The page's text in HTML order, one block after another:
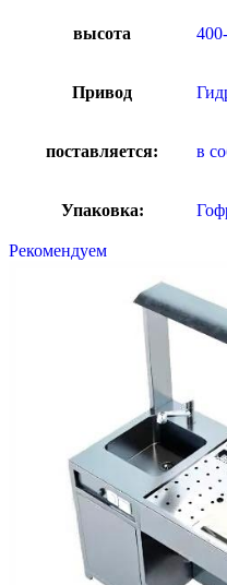
высота
Привод
поставляется: в
Упаковка:
Рекомендуем